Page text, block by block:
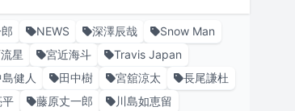
NEWS 深澤辰哉
Snow Man
星 宮近海斗
Travis Japan
健人 田中樹 宮舘涼太
長尾謙杜
藤原丈一郎
川島如恵留